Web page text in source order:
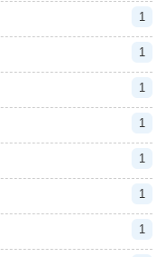
1
1
1
1
1
1
1